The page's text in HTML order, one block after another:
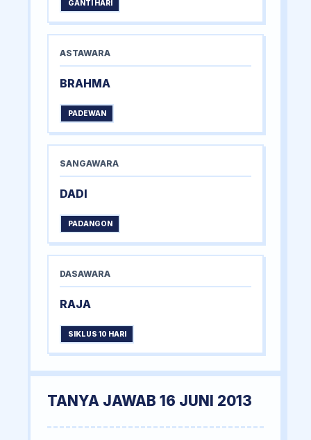
GANTI HARI
ASTAWARA
BRAHMA
PADEWAN
SANGAWARA
DADI
PADANGON
DASAWARA
RAJA
SIKLUS 10 HARI
TANYA JAWAB 16 JUNI 2013